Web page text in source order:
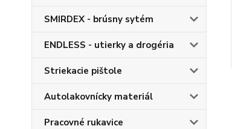
SMIRDEX - brúsny sytém
ENDLESS - utierky a drogéria
Striekacie pištole
Autolakovnícky materiál
Pracovné rukavice